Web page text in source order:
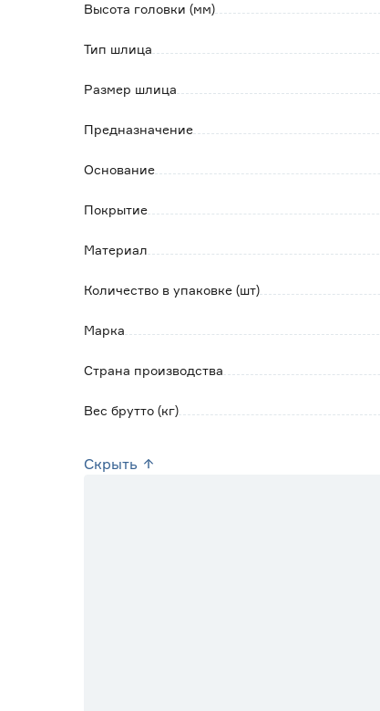
Высота головки (мм)
Тип шлица
Размер шлица
Предназначение
Основание
Покрытие
Материал
Количество в упаковке (шт)
Марка
Страна производства
Вес брутто (кг)
Скрыть